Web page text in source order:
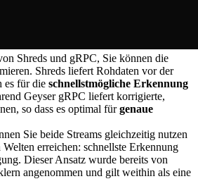
Shreds und gRPC, Sie können die
Shreds liefert Rohdaten vor der
es für die schnellstmögliche Erkennung
Geyser gRPC liefert korrigierte,
so dass es optimal fürgenaue
Sie beide Streams gleichzeitig nutzen
Welten erreichen: schnellste Erkennung
Dieser Ansatz wurde bereits von
angenommen und gilt weithin als eine